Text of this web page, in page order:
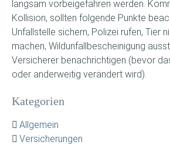
langsam vorbeigefahren werden.
Kollision, sollten folgende Punkte
Unfallstelle sichern, Polizei rufen, Tier
machen, Wildunfallbescheinigung
Versicherer benachrichtigen (bevor
oder anderweitig verändert wird).
Kategorien
Allgemein
Versicherungen